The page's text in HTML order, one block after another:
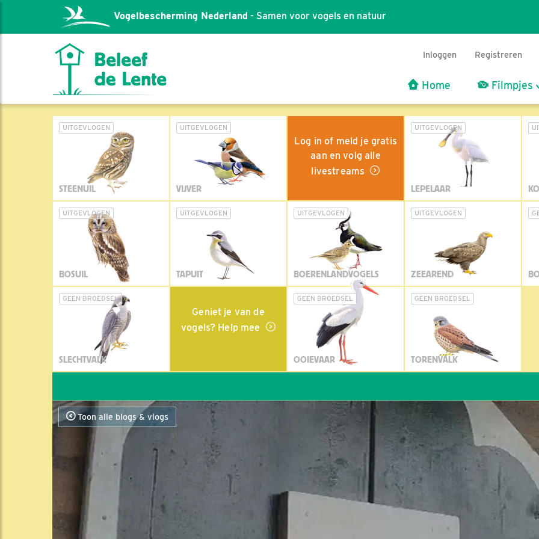
Vogelbescherming Nederland - Samen voor vogels en natuur
Inloggen Registreren
Home Filmpjes
UITGEVLOGEN
STEENUIL
UITGEVLOGEN
VIJVER
Log in of meld je gratis
aan en volg alle
livestreams
UITGEVLOGEN
LEPELAAR
UITGEVLOGEN
BOSUIL
UITGEVLOGEN
TAPUIT
UITGEVLOGEN
BOERENLANDVOGELS
UITGEVLOGEN
ZEEAREND
GEEN BROEDSEL
SLECHTVALK
Geniet je van de
vogels? Help mee
GEEN BROEDSEL
OOIEVAAR
GEEN BROEDSEL
TORENVALK
Toon alle blogs & vlogs